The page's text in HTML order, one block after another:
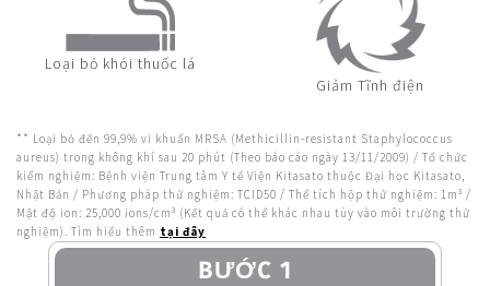
Loại bỏ khói thuốc lá
Giảm Tĩnh điện
** Loại bỏ đến 99,9% vi khuẩn MRSA (Methicillin-resistant Staphylococcus
aureus) trong không khí sau 20 phút (Theo báo cáo ngày 13/11/2009) / Tổ chức
kiểm nghiệm: Bệnh viện Trung tâm Y tế Viện Kitasato thuộc Đại học Kitasato,
Nhật Bản / Phương pháp thử nghiệm: TCID50 / Thể tích hộp thử nghiệm: 1m³ /
Mật độ ion: 25,000 ions/cm³ (Kết quả có thể khác nhau tùy vào môi trường thử
nghiệm). Tìm hiểu thêm tại đây
BƯỚC 1